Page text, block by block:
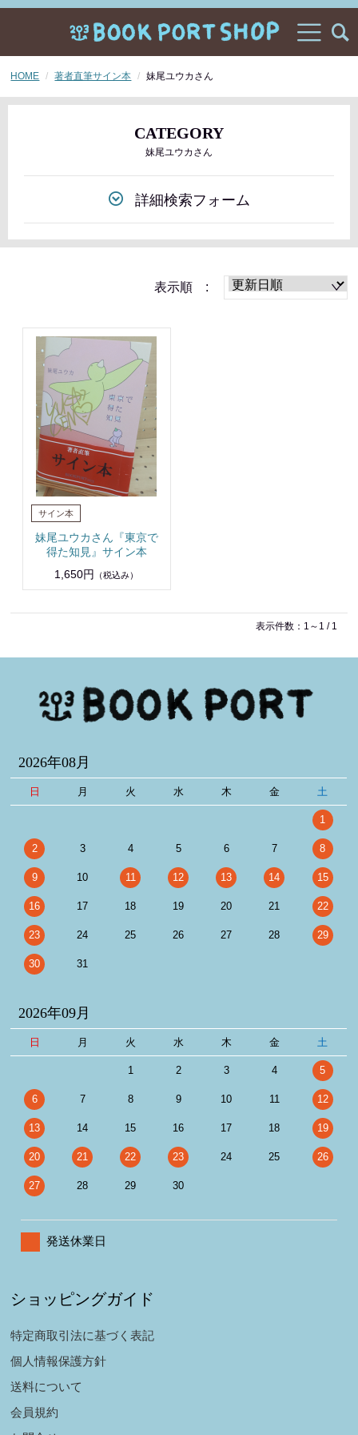
HOME 著者直筆サイン本 妹尾ユウカさん
CATEGORY
妹尾ユウカさん
詳細検索フォーム
表示順 :
妹尾ユウカさん『東京で
得た知見』サイン本
1,650円
（税込み）
表示件数：1～1 / 1
2026年08月
日 月 火 水 木 金 土
1
2 3 4 5 6 7 8
9 10 11 12 13 14 15
16 17 18 19 20 21 22
23 24 25 26 27 28 29
30 31
2026年09月
日 月 火 水 木 金 土
1 2 3 4 5
6 7 8 9 10 11 12
13 14 15 16 17 18 19
20 21 22 23 24 25 26
27 28 29 30
発送休業日
ショッピングガイド
特定商取引法に基づく表記
個人情報保護方針
送料について
会員規約